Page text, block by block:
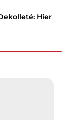
Hier